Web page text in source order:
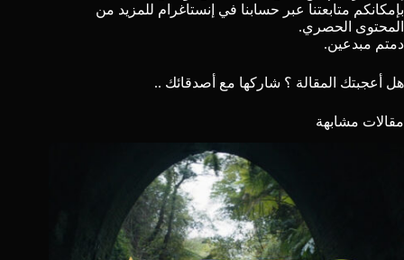
بإمكانكم متابعتنا عبر حسابنا في إنستاغرام للمزيد من
المحتوى الحصري.
دمتم مبدعين.
هل أعجبتك المقالة ؟ شاركها مع أصدقائك ..
مقالات مشابهة